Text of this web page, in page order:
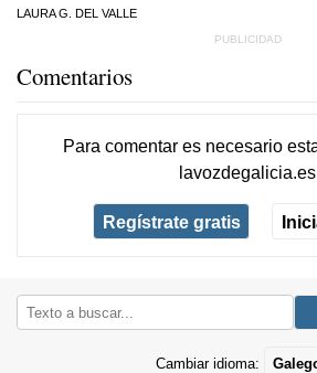
LAURA G. DEL VALLE
Comentarios
Para comentar es necesario
lavozdegalicia.es
Regístrate gratis
Cambiar idioma: